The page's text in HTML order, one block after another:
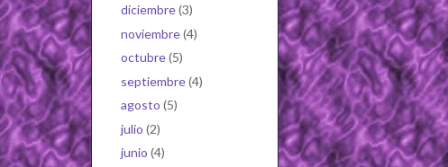
diciembre(3)
noviembre(4)
octubre(5)
septiembre(4)
agosto (5)
julio (2)
junio (4)